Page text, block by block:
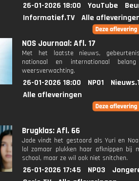
26-01-2026 18:00 YouTube
Informatief.TV
Alle
NOS Journaal: Afl. 17
Met het laatste nieuws,
nationaal en internationaal
weersverwachting.
26-01-2026 18:00 NPO1
Alle afleveringen
Brugklas: Afl. 66
Jade vindt het gestoord als Yuri en
lol zomaar plukken haar afknippen bij
school, maar ze wil ook niet snitchen.
26-01-2026 17:45 NPO3